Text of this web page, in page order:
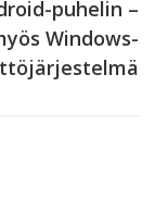
puhelin –
Windows-